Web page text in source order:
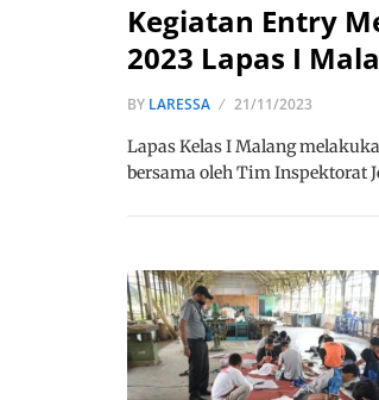
Kegiatan Entry
2023 Lapas I
BY LARESSA 21/11/2023
Lapas Kelas I Malang
bersama oleh Tim Inspektorat